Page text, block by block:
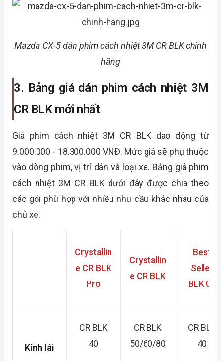
Mazda CX-5 dán phim cách nhiệt 3M CR BLK chính
hãng
3. Bảng giá dán phim cách nhiệt 3M
CR BLK mới nhất
Giá phim cách nhiệt 3M CR BLK dao động từ
9.000.000 - 18.300.000 VNĐ. Mức giá sẽ phụ thuộc
vào dòng phim, vị trí dán và loại xe. Bảng giá phim
cách nhiệt 3M CR BLK dưới đây được chia theo
các gói phù hợp với nhiều nhu cầu khác nhau của
chủ xe.
Crystallin
e CR BLK
Pro
Crystallin
e CR BLK
Best
Seller
BLK 01
Kính lái
CR BLK
40
CR BLK
50/60/80
CR BLK
40